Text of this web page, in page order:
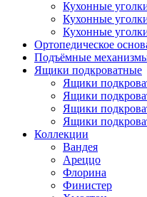
Кухонные
Кухонные
Кухонные
Ортопедическое
Подъёмные
Ящики подкроватные
Ящики
Ящики
Ящики
Ящики
Коллекции
Вандея
Ареццо
Флорина
Финистер